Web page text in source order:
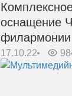
оснащение
филармонии
17.10.22